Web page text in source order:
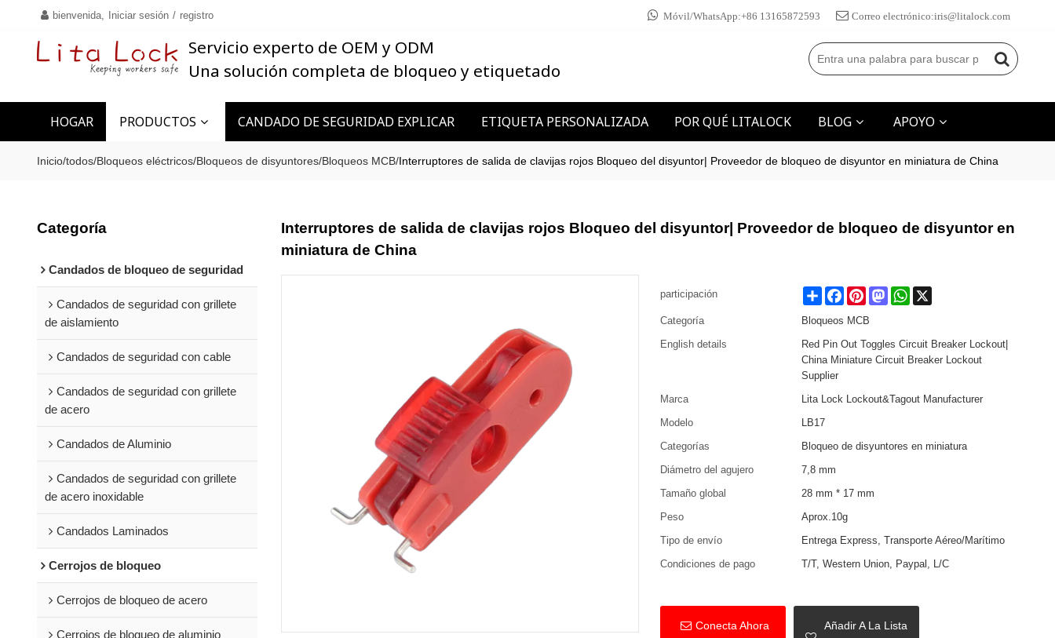
bienvenida, Iniciar sesión / registro Móvil/WhatsApp:+86 13165872593 Correo electrónico:iris@litalock.com
Servicio experto de OEM y ODM
Una solución completa de bloqueo y etiquetado
HOGAR PRODUCTOS CANDADO DE SEGURIDAD EXPLICAR ETIQUETA PERSONALIZADA POR QUÉ LITALOCK BLOG APOYO
CONTACTO
Inicio/todos/Bloqueos eléctricos/Bloqueos de disyuntores/Bloqueos MCB/Interruptores de salida de clavijas rojos Bloqueo del disyuntor| Proveedor de bloqueo de disyuntor en miniatura de China
Categoría
Candados de bloqueo de seguridad
Candados de seguridad con grillete
de aislamiento
Candados de seguridad con cable
Candados de seguridad con grillete
de acero
Candados de Aluminio
Candados de seguridad con grillete
de acero inoxidable
Candados Laminados
Cerrojos de bloqueo
Cerrojos de bloqueo de acero
Cerrojos de bloqueo de aluminio
Interruptores de salida de clavijas rojos Bloqueo del disyuntor| Proveedor de bloqueo de disyuntor en
miniatura de China
participación ShareFacebook
PinterestMastodon
WhatsApp
X
Categoría
Bloqueos MCB
English details
Red Pin Out Toggles Circuit Breaker Lockout|
China Miniature Circuit Breaker Lockout
Supplier
Marca
Lita Lock Lockout&Tagout Manufacturer
Modelo
LB17
Categorías
Bloqueo de disyuntores en miniatura
Diámetro del agujero
7,8 mm
Tamaño global
28 mm * 17 mm
Peso
Aprox.10g
Tipo de envío
Entrega Express, Transporte Aéreo/Marítimo
Condiciones de pago
T/T, Western Union, Paypal, L/C
Conecta Ahora
Añadir A La Lista